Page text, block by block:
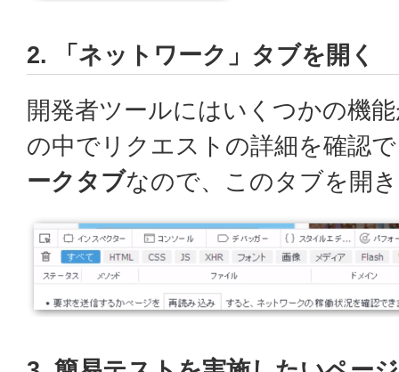
2. 「ネットワーク」タブを開く
開発者ツールにはいくつかの機
の中でリクエストの詳細を確認
ークタブなので、このタブを開